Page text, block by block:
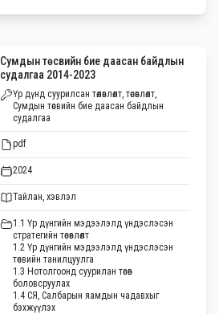
Сумдын төсвийн бие даасан байдлын
судалгаа 2014-2023
Үр дүнд суурилсан төлөвлөлт, төсөвлөлт,
Сумдын төсвийн бие даасан байдлын
судалгаа
pdf
2024
Тайлан, хэвлэл
1.1 Үр дүнгийн мэдээлэлд үндэслэсэн
стратегийн төсөвлөлт
1.2 Үр дүнгийн мэдээлэлд үндэслэсэн
төсвийн танилцуулга
1.3 Нотолгоонд суурилан төсөв
боловсруулах
1.4 СЯ, Салбарын яамдын чадавхыг
бэхжүүлэх